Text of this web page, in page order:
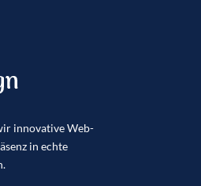
innovative Web-
in echte